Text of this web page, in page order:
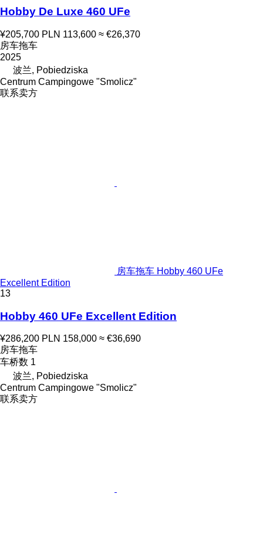
Hobby De Luxe 460 UFe
¥205,700 PLN 113,600 ≈ €26,370
房车拖车
2025
波兰, Pobiedziska
Centrum Campingowe "Smolicz"
联系卖方
房车拖车 Hobby 460 UFe
Excellent Edition
13
Hobby 460 UFe Excellent Edition
¥286,200 PLN 158,000 ≈ €36,690
房车拖车
车桥数 1
波兰, Pobiedziska
Centrum Campingowe "Smolicz"
联系卖方